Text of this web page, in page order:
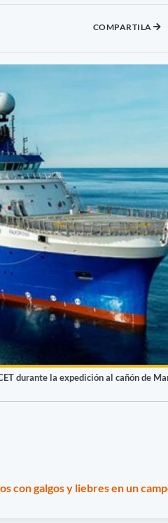
COMPARTILA
durante la expedición al cañón de
con galgos y liebres en un